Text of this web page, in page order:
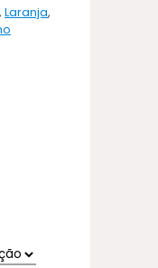
, Laranja,